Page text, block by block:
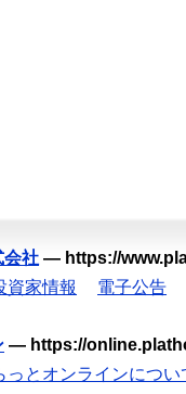
会社 — https://
資家情報 電子公告
— https://
っとオンラインについ